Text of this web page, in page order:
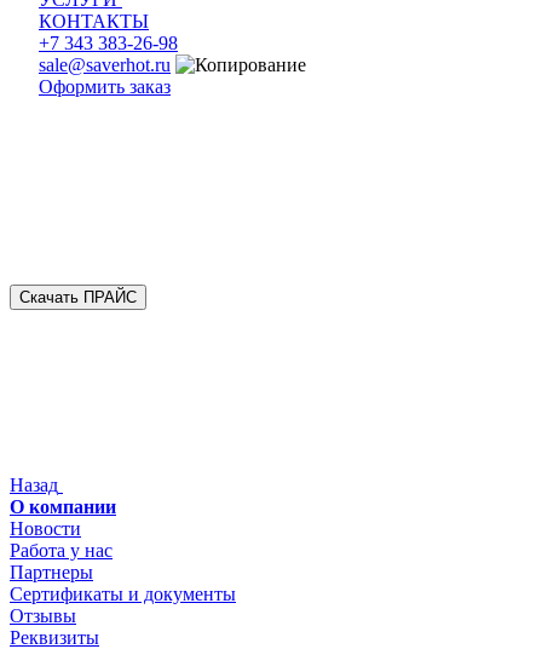
КОНТАКТЫ
+7 343 383-26-98
sale@saverhot.ru
Оформить заказ
Скачать ПРАЙС
Назад
О компании
Новости
Работа у нас
Партнеры
Сертификаты и документы
Отзывы
Реквизиты